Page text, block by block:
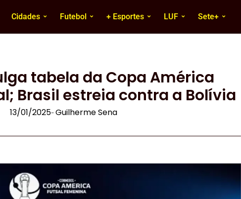
Cidades Futebol + Esportes LUF Sete+
tabela da Copa América
Brasil estreia contra a Bolívia
13/01/2025-Guilherme Sena